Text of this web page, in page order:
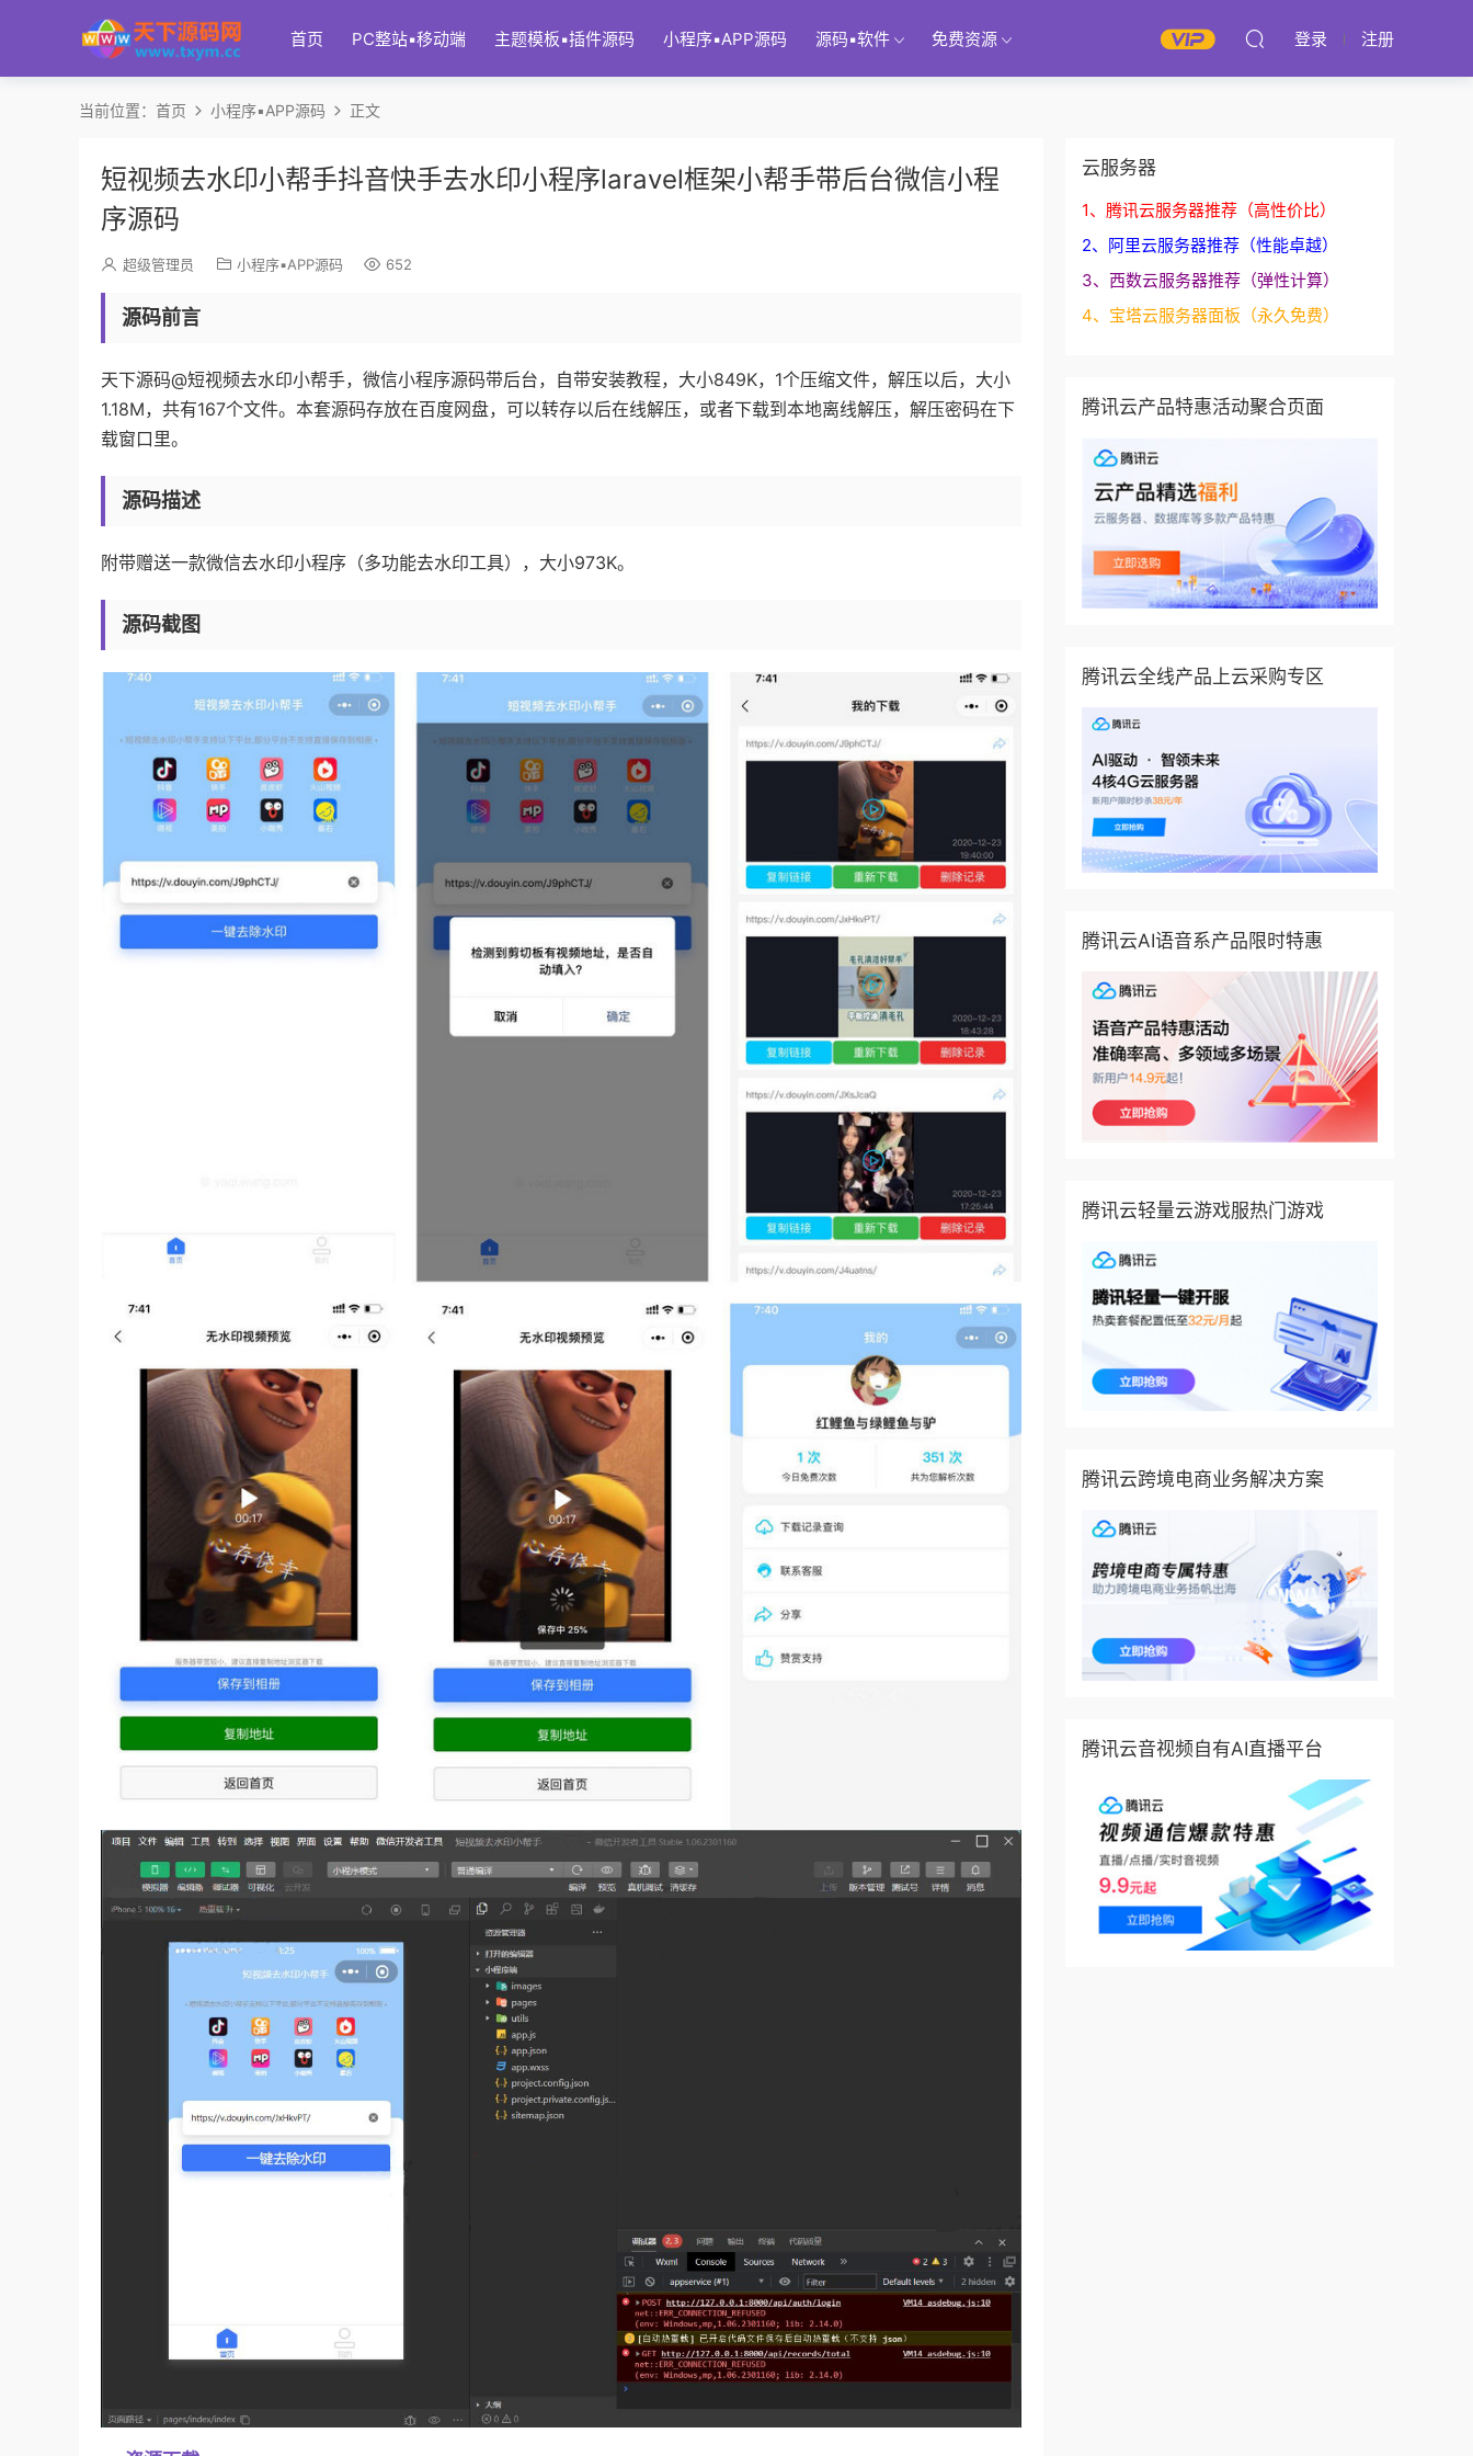
首页 PC整站▪移动端 主题模板▪插件源码 小程序▪APP源码 源码▪软件 免费资源 登录 注册
当前位置： 首页 小程序▪APP源码 正文
短视频去水印小帮手抖音快手去水印小程序laravel框架小帮手带后台微信小程
序源码
超级管理员 小程序▪APP源码 652
源码前言
天下源码@短视频去水印小帮手，微信小程序源码带后台，自带安装教程，大小849K，1个压缩文件，解压以后，大小
1.18M，共有167个文件。本套源码存放在百度网盘，可以转存以后在线解压，或者下载到本地离线解压，解压密码在下
载窗口里。
源码描述
附带赠送一款微信去水印小程序（多功能去水印工具），大小973K。
源码截图
云服务器
1、腾讯云服务器推荐（高性价比）
2、阿里云服务器推荐（性能卓越）
3、西数云服务器推荐（弹性计算）
4、宝塔云服务器面板（永久免费）
腾讯云产品特惠活动聚合页面
腾讯云全线产品上云采购专区
腾讯云AI语音系产品限时特惠
腾讯云轻量云游戏服热门游戏
腾讯云跨境电商业务解决方案
腾讯云音视频自有AI直播平台